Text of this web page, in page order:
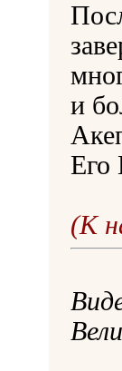
и
Его
(К